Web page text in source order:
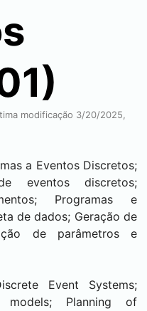
modificação 3/20/2025,
a Eventos Discretos;
eventos discretos;
Programas e
de dados; Geração de
de parâmetros e
Event Systems;
models; Planning of